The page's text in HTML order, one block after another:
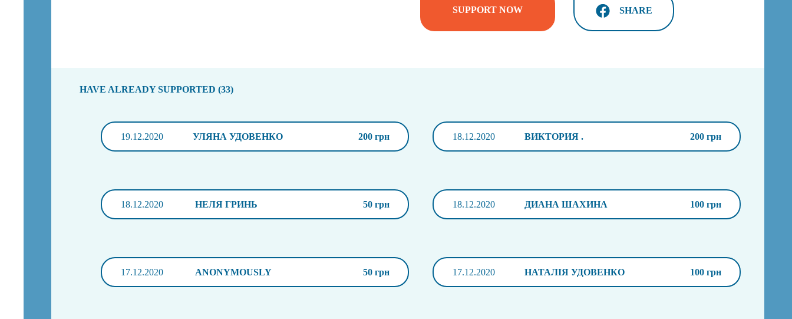
SUPPORT NOW SHARE
HAVE ALREADY SUPPORTED (33)
19.12.2020 УЛЯНА УДОВЕНКО 200 грн 18.12.2020 ВИКТОРИЯ . 200 грн
18.12.2020 НЕЛЯ ГРИНЬ 50 грн 18.12.2020 ДИАНА ШАХИНА 100 грн
17.12.2020 ANONYMOUSLY 50 грн 17.12.2020 НАТАЛІЯ УДОВЕНКО 100 грн